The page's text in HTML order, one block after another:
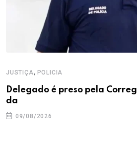
JUSTIÇA, POLICIA
Delegado é preso pela
da
09/08/2026